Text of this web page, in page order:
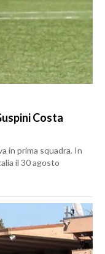
Costa
in prima squadra. In
il 30 agosto